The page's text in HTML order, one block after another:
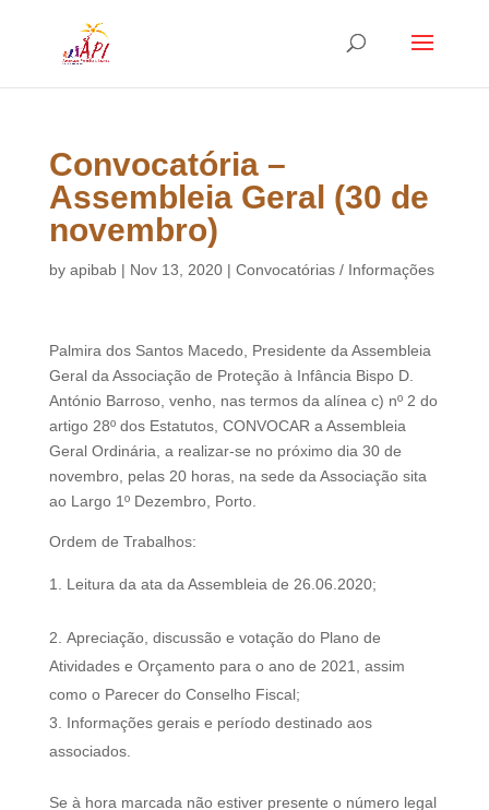
Convocatória –
Assembleia Geral (30 de
novembro)
by apibab| Nov 13, 2020| Convocatórias / Informações
Palmira dos Santos Macedo, Presidente da Assembleia
Geral da Associação de Proteção à Infância Bispo D.
António Barroso, venho, nas termos da alínea c) nº 2 do
artigo 28º dos Estatutos, CONVOCAR a Assembleia
Geral Ordinária, a realizar-se no próximo dia 30 de
novembro, pelas 20 horas, na sede da Associação sita
ao Largo 1º Dezembro, Porto.
Ordem de Trabalhos:
Leitura da ata da Assembleia de 26.06.2020;
Apreciação, discussão e votação do Plano de
Atividades e Orçamento para o ano de 2021, assim
como o Parecer do Conselho Fiscal;
Informações gerais e período destinado aos
associados.
Se à hora marcada não estiver presente o número legal